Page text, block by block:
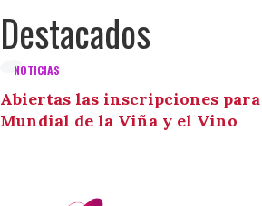
Destacados
NOTICIAS
Abiertas las inscripciones para
Mundial de la Viña y el Vino